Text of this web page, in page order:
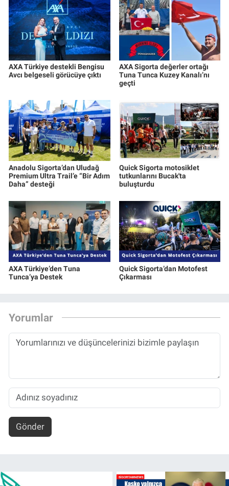
AXA Türkiye destekli Bengisu
Avcı belgeseli görücüye çıktı
AXA Sigorta değerler ortağı
Tuna Tunca Kuzey Kanalı’nı
geçti
Anadolu Sigorta’dan Uludağ
Premium Ultra Trail’e “Bir Adım
Daha” desteği
Quick Sigorta motosiklet
tutkunlarını Bucak'ta
buluşturdu
AXA Türkiye’den Tuna
Tunca’ya Destek
Quick Sigorta’dan Motofest
Çıkarması
Yorumlar
Gönder